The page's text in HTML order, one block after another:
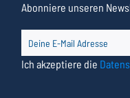
Abonniere unseren
Ich akzeptiere die